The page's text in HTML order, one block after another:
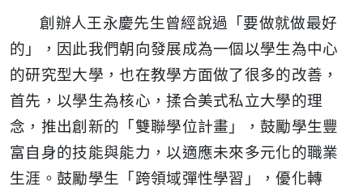
創辦人王永慶先生曾經說過「要做就做最好
的」，因此我們朝向發展成為一個以學生為中心
的研究型大學，也在教學方面做了很多的改善，
首先，以學生為核心，揉合美式私立大學的理
念，推出創新的「雙聯學位計畫」，鼓勵學生豐
富自身的技能與能力，以適應未來多元化的職業
生涯。鼓勵學生「跨領域彈性學習」，優化轉